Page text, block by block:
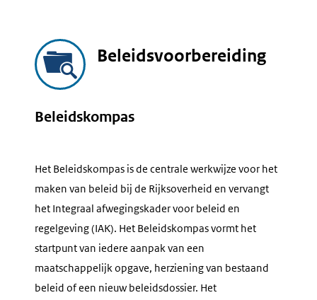
Beleidsvoorbereiding
Beleidskompas
Het Beleidskompas is de centrale werkwijze voor het
maken van beleid bij de Rijksoverheid en vervangt
het Integraal afwegingskader voor beleid en
regelgeving (IAK). Het Beleidskompas vormt het
startpunt van iedere aanpak van een
maatschappelijk opgave, herziening van bestaand
beleid of een nieuw beleidsdossier. Het